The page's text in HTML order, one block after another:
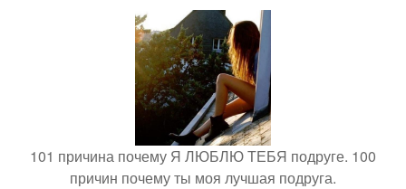
101 причина почему Я ЛЮБЛЮ ТЕБЯ подруге. 100
причин почему ты моя лучшая подруга.